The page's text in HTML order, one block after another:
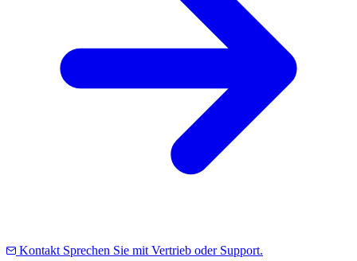
Kontakt Sprechen Sie mit Vertrieb oder Support.